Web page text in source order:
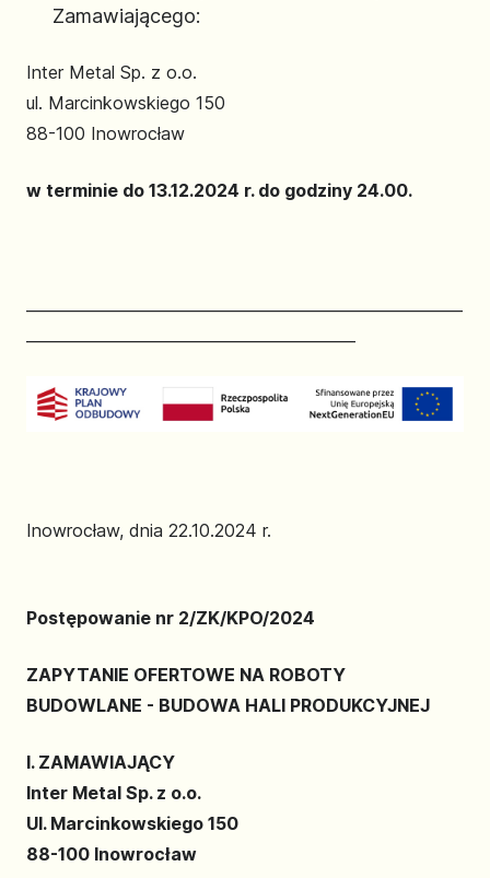
Zamawiającego:
Inter Metal Sp. z o.o.
ul. Marcinkowskiego 150
88-100 Inowrocław
w terminie do 13.12.2024 r. do godziny 24.00.
Inowrocław, dnia 22.10.2024 r.
Postępowanie nr 2/ZK/KPO/2024
ZAPYTANIE OFERTOWE NA ROBOTY
BUDOWLANE - BUDOWA HALI PRODUKCYJNEJ
I. ZAMAWIAJĄCY
Inter Metal Sp. z o.o.
Ul. Marcinkowskiego 150
88-100 Inowrocław